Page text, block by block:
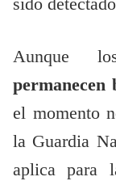
sido
Aunque
permanecen
el momento
la Guardia
aplica para